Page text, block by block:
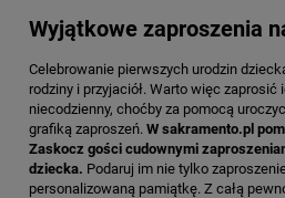
Wyjątkowe zaproszenia
Celebrowanie pierwszych urodzin
rodziny i przyjaciół. Warto więc
niecodzienny, choćby za pomocą
grafiką zaproszeń. W sakramento.pl
Zaskocz gości cudownymi
dziecka. Podaruj im nie tylko
personalizowaną pamiątkę. Z całą